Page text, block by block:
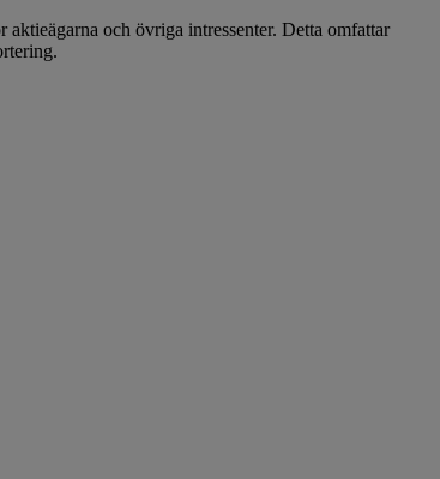
och övriga intressenter. Detta omfattar